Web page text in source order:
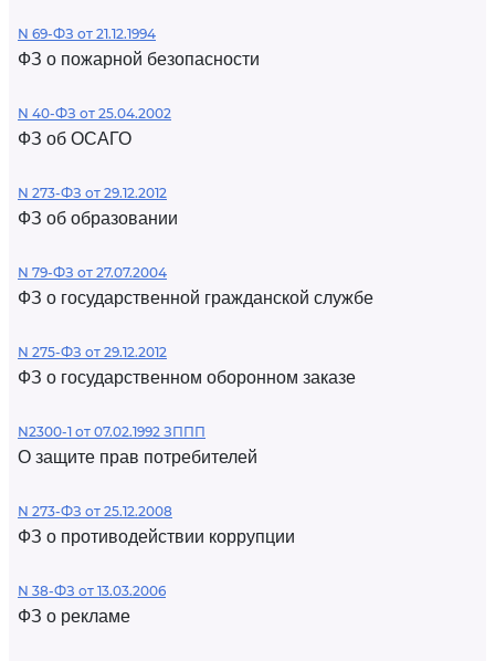
N 69-ФЗ от 21.12.1994
ФЗ о пожарной безопасности
N 40-ФЗ от 25.04.2002
ФЗ об ОСАГО
N 273-ФЗ от 29.12.2012
ФЗ об образовании
N 79-ФЗ от 27.07.2004
ФЗ о государственной гражданской службе
N 275-ФЗ от 29.12.2012
ФЗ о государственном оборонном заказе
N2300-1 от 07.02.1992 ЗППП
О защите прав потребителей
N 273-ФЗ от 25.12.2008
ФЗ о противодействии коррупции
N 38-ФЗ от 13.03.2006
ФЗ о рекламе